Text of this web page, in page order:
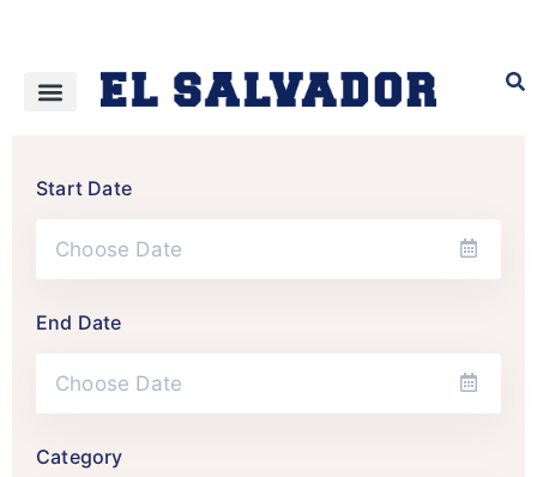
Start Date
End Date
Category